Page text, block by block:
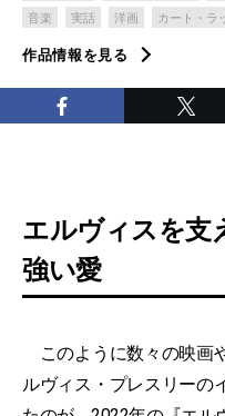
音楽
実話 洋画 カート・ラ
作品情報を見る
エルヴィスを支
強い愛
このように数々の映画
ルヴィス・プレスリーの